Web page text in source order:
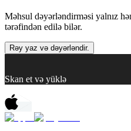
Məhsul dəyərləndirməsi yalnız
tərəfindən edilə bilər.
Rəy yaz və dəyərləndir.
Skan et və yüklə